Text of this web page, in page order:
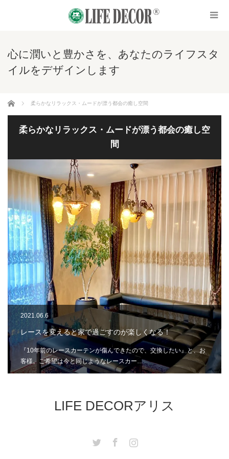
心に潤いと豊かさを、あなたのライフスタ
イルをデザインします
ホーム 柔らかなリラックス・ムードが漂う都会の癒し空間
柔らかなリラックス・ムードが漂う都会の癒し空
間
2021.06.6
レースを変えると家で過ごすのが楽しくなる！
『10年前のレースカーテンが傷んできたので、交換したい』と、お
客様。ご希望は今と同じようなレースカー…
LIFE DECORアリス
Twitter Facebook